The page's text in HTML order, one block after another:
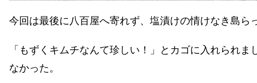
今回は最後に八百屋へ寄れず、塩漬けの情けなき島ら
「もずくキムチなんて珍しい！」とカゴに入れられ
なかった。